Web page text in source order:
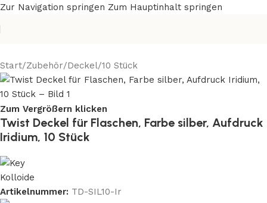
Zur Navigation springen Zum Hauptinhalt springen
Start/Zubehör/Deckel/10 Stück
Zum Vergrößern klicken
Twist Deckel für Flaschen, Farbe silber, Aufdruck
Iridium, 10 Stück
Artikelnummer: TD-SIL10-Ir